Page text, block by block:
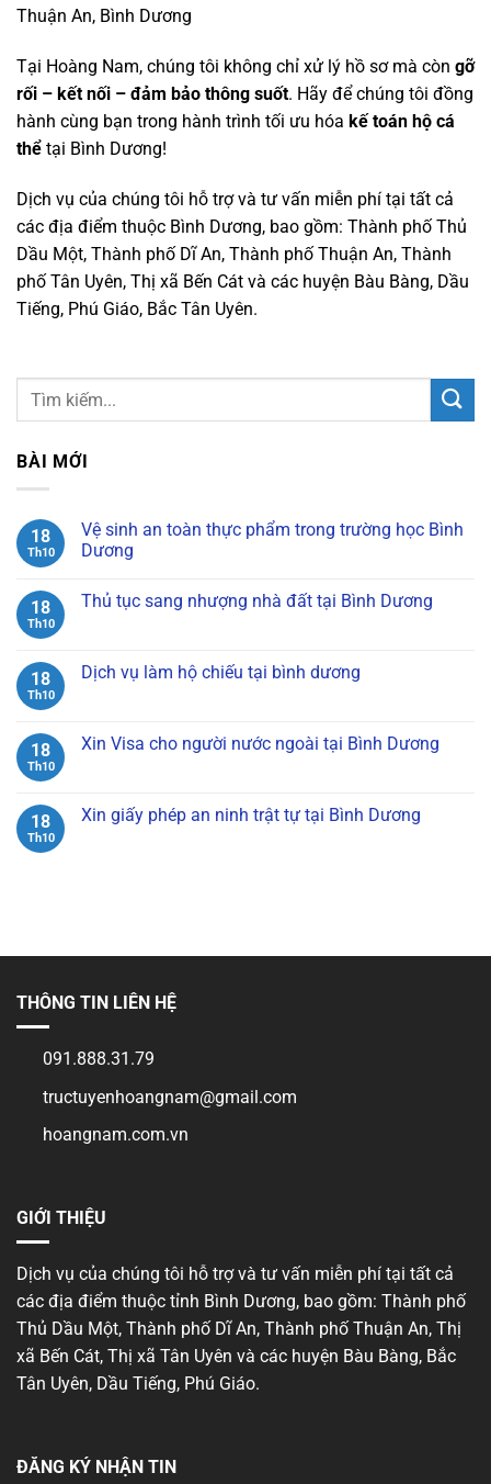
Thuận An, Bình Dương
Tại Hoàng Nam, chúng tôi không chỉ xử lý hồ sơ mà còn gỡ
rối – kết nối – đảm bảo thông suốt. Hãy để chúng tôi đồng
hành cùng bạn trong hành trình tối ưu hóa kế toán hộ cá
thể tại Bình Dương!
Dịch vụ của chúng tôi hỗ trợ và tư vấn miễn phí tại tất cả
các địa điểm thuộc Bình Dương, bao gồm: Thành phố Thủ
Dầu Một, Thành phố Dĩ An, Thành phố Thuận An, Thành
phố Tân Uyên, Thị xã Bến Cát và các huyện Bàu Bàng, Dầu
Tiếng, Phú Giáo, Bắc Tân Uyên.
BÀI MỚI
18
Th10
Vệ sinh an toàn thực phẩm trong trường học Bình
Dương
bình
an
toàn
trường
18
Th10
Thủ tục sang nhượng nhà đất tại Bình Dương
luận
ở
nhượng
nhà
Dương
18
Th10
Dịch vụ làm hộ chiếu tại bình dương
luận
ở
hộ
chiếu
18
Th10
Xin Visa cho người nước ngoài tại Bình Dương
luận
ở
18
Th10
Xin giấy phép an ninh trật tự tại Bình Dương
tự
tại
THÔNG TIN LIÊN HỆ
091.888.31.79
tructuyenhoangnam@gmail.com
hoangnam.com.vn
GIỚI THIỆU
Dịch vụ của chúng tôi hỗ trợ và tư vấn miễn phí tại tất cả
các địa điểm thuộc tỉnh Bình Dương, bao gồm: Thành phố
Thủ Dầu Một, Thành phố Dĩ An, Thành phố Thuận An, Thị
xã Bến Cát, Thị xã Tân Uyên và các huyện Bàu Bàng, Bắc
Tân Uyên, Dầu Tiếng, Phú Giáo.
ĐĂNG KÝ NHẬN TIN